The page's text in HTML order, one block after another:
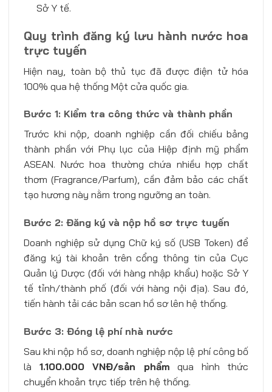
Sở Y tế.
Quy trình đăng ký lưu hành nước hoa
trực tuyến
Hiện nay, toàn bộ thủ tục đã được điện tử hóa
100% qua hệ thống Một cửa quốc gia.
Bước 1: Kiểm tra công thức và thành phần
Trước khi nộp, doanh nghiệp cần đối chiếu bảng
thành phần với Phụ lục của Hiệp định mỹ phẩm
ASEAN. Nước hoa thường chứa nhiều hợp chất
thơm (Fragrance/Parfum), cần đảm bảo các chất
tạo hương này nằm trong ngưỡng an toàn.
Bước 2: Đăng ký và nộp hồ sơ trực tuyến
Doanh nghiệp sử dụng Chữ ký số (USB Token) để
đăng ký tài khoản trên cổng thông tin của Cục
Quản lý Dược (đối với hàng nhập khẩu) hoặc Sở Y
tế tỉnh/thành phố (đối với hàng nội địa). Sau đó,
tiến hành tải các bản scan hồ sơ lên hệ thống.
Bước 3: Đóng lệ phí nhà nước
Sau khi nộp hồ sơ, doanh nghiệp nộp lệ phí công bố
là 1.100.000 VNĐ/sản phẩm qua hình thức
chuyển khoản trực tiếp trên hệ thống.